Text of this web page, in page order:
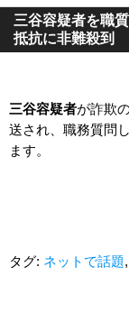
三谷容疑者を職
抵抗に非難殺到
三谷容疑者が詐欺
送され、職務質問
ます。
タグ: ネットで話題,